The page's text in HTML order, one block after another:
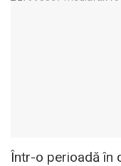
Într-o perioadă în